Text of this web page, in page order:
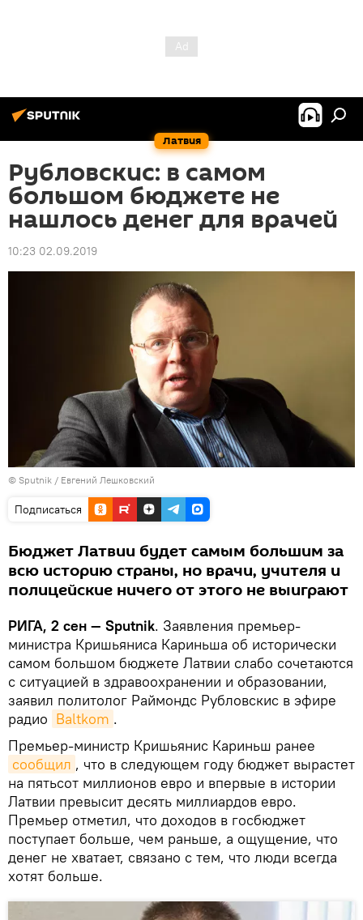
Латвия
Рубловскис: в самом
большом бюджете не
нашлось денег для врачей
10:23 02.09.2019
© Sputnik / Евгений Лешковский
Подписаться
Бюджет Латвии будет самым большим за
всю историю страны, но врачи, учителя и
полицейские ничего от этого не выиграют
РИГА, 2 сен — Sputnik. Заявления премьер-
министра Кришьяниса Кариньша об исторически
самом большом бюджете Латвии слабо сочетаются
с ситуацией в здравоохранении и образовании,
заявил политолог Раймондс Рубловскис в эфире
радио Baltkom .
Премьер-министр Кришьянис Кариньш ранее
сообщил , что в следующем году бюджет вырастет
на пятьсот миллионов евро и впервые в истории
Латвии превысит десять миллиардов евро.
Премьер отметил, что доходов в госбюджет
поступает больше, чем раньше, а ощущение, что
денег не хватает, связано с тем, что люди всегда
хотят больше.